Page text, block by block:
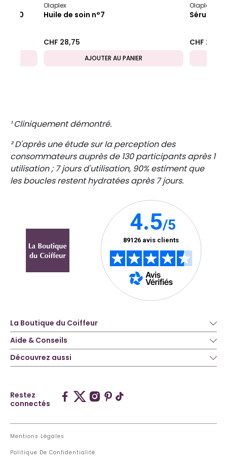
n°10
Olaplex
Huile de soin n°7
CHF 28,75
AJOUTER AU PANIER
Olaplex
Sérum
CHF 28,75
¹ Cliniquement démontré.
² D'après une étude sur la perception des
consommateurs auprès de 130 participants après 1
utilisation ; 7 jours d'utilisation, 90% estiment que
les boucles restent hydratées après 7 jours.
La Boutique du Coiffeur
Aide & Conseils
Découvrez aussi
Restez
connectés
Mentions Légales
Politique De Confidentialité